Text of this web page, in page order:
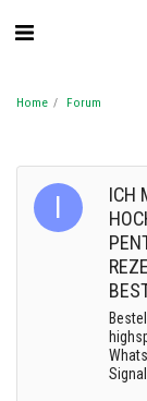
Home Forum
ICH